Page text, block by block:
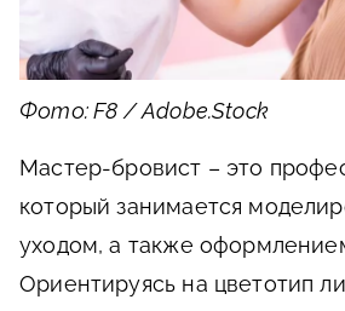
Фото: F8 / Adobe.Stock
Мастер-бровист – это
который занимается
уходом, а также
Ориентируясь на цветотип